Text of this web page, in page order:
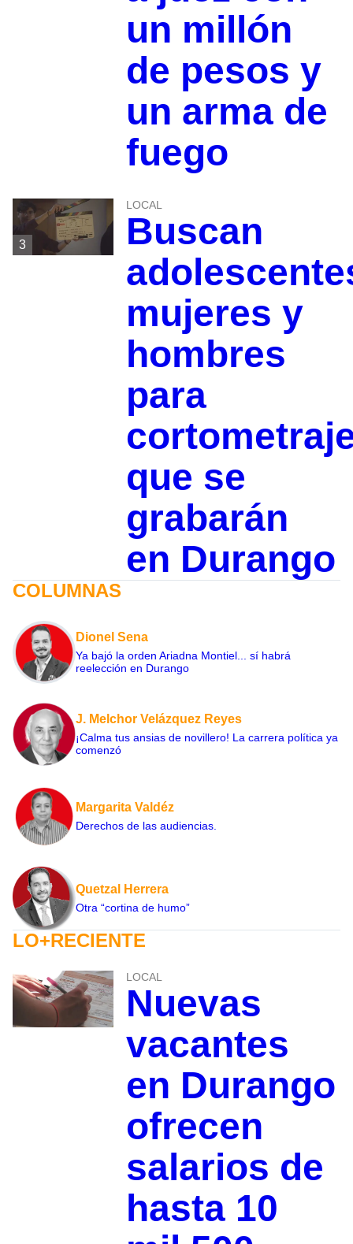
un millón
de pesos y
un arma de
fuego
3
LOCAL
Buscan
mujeres y
hombres
para
que se
grabarán
en Durango
COLUMNAS
Dionel Sena
Ya bajó la orden Ariadna Montiel... sí habrá
reelección en Durango
J. Melchor Velázquez Reyes
¡Calma tus ansias de novillero! La carrera política ya
comenzó
Margarita Valdéz
Derechos de las audiencias.
Quetzal Herrera
Otra “cortina de humo”
LO+RECIENTE
LOCAL
Nuevas
vacantes
en Durango
ofrecen
salarios de
hasta 10